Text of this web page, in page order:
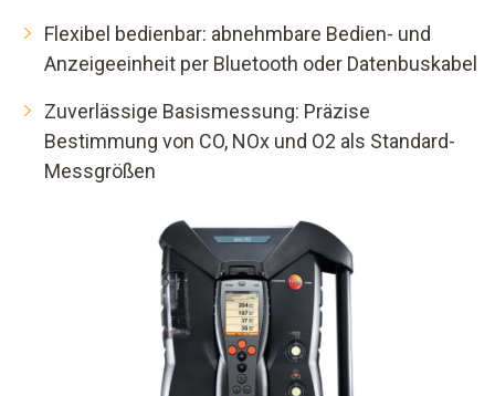
Flexibel bedienbar: abnehmbare Bedien- und
Anzeigeeinheit per Bluetooth oder Datenbuskabel
Zuverlässige Basismessung: Präzise
Bestimmung von CO, NOx und O2 als Standard-
Messgrößen